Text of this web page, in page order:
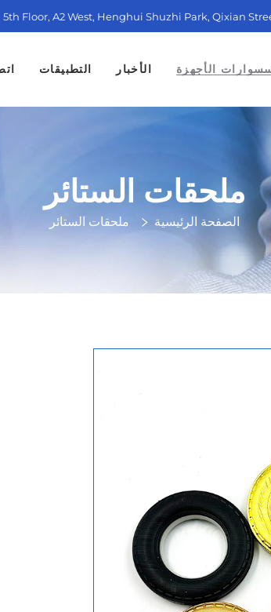
5th Floor, A2 West, Henghui Shuzhi Park, Qixian
الأجهزة الأخبار التطبيقات
ملحقات الستائر
الصفحة الرئيسية ملحقات الستائر